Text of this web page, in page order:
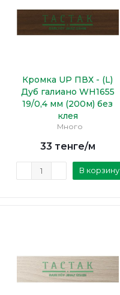
Кромка UP ПВХ - (L)
Дуб галиано WH1655
19/0,4 мм (200м) без
клея
Много
33 тенге/м
В корзину